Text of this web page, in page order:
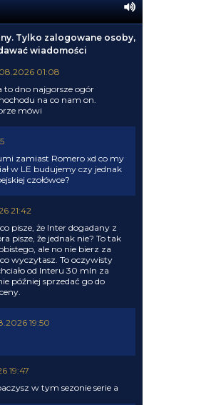
Tylko zalogowane osoby,
wiadomości
01:08
to dno najgorsze ogór
na co nam on.
mówi
zamiast Romero xd co my
w LE budujemy czy jednak
czołówce?
21:42
pisze, że Inter dogadany z
pisze, że jednak nie? To tak
ale no nie bierz za
wyczytasz. To oczywisty
od Interu 30 mln za
później sprzedać go do
19:50
19:47
w tym sezonie serie a